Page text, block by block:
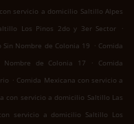
servicio a domicilio Saltillo Alpes
Los Pinos 2do y 3er Sector
.
Nombre de Colonia 19 . Comida
de Colonia 17
.
Comida
. Comida Mexicana con servicio a
con servicio a domicilio Saltillo Las
servicio a domicilio Saltillo Los